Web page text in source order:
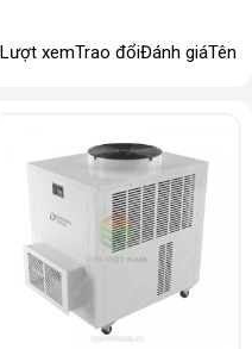
Lượt xemTrao đổiĐánh giáTên